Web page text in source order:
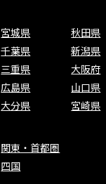
宮城県 秋田県
千葉県 新潟県
三重県 大阪府
広島県 山口県
大分県 宮崎県
関東・首都圏
四国